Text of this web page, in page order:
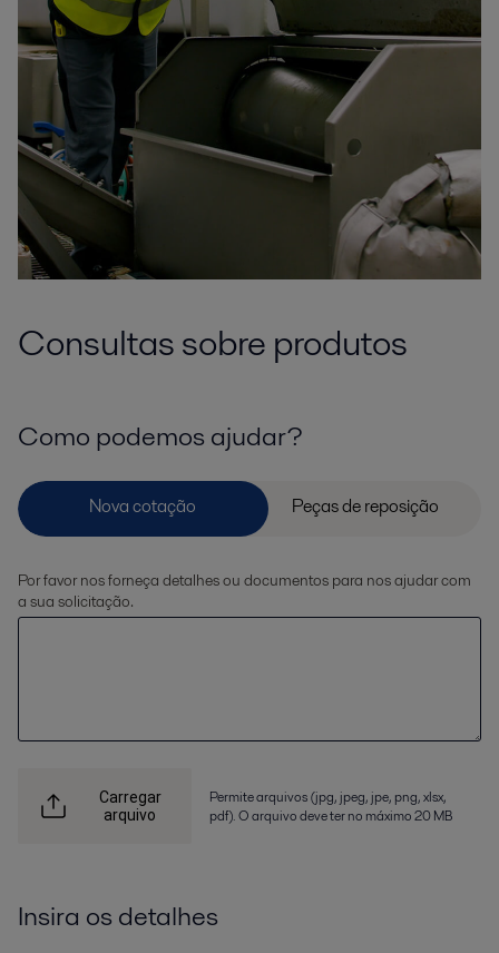
Consultas sobre produtos
Como podemos ajudar?
Por favor nos forneça detalhes ou documentos para nos ajudar com
a sua solicitação.
Carregar
arquivo
Permite arquivos (jpg, jpeg, jpe, png, xlsx,
pdf). O arquivo deve ter no máximo 20 MB
Insira os detalhes